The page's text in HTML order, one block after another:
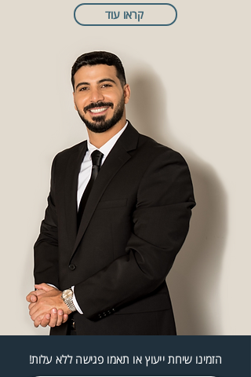
קראו עוד
הזמינו שיחת ייעוץ או תאמו פגישה ללא עלות!